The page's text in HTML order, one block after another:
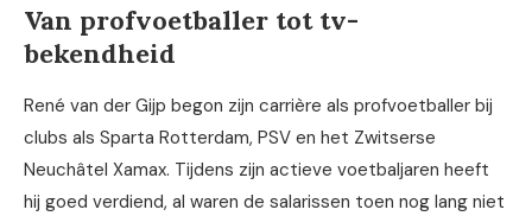
Van profvoetballer tot tv-
bekendheid
René van der Gijp begon zijn carrière als profvoetballer bij
clubs als Sparta Rotterdam, PSV en het Zwitserse
Neuchâtel Xamax. Tijdens zijn actieve voetbaljaren heeft
hij goed verdiend, al waren de salarissen toen nog lang niet